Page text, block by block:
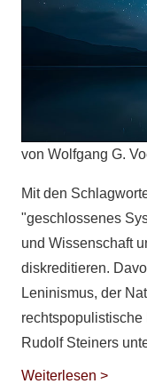
von Wolfgang G.
Mit den
"geschlossenes
und Wissenschaft
diskreditieren.
Leninismus, der
Rudolf Steiners
Weiterlesen >